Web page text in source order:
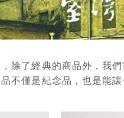
除了經典的商品外，我
不僅是紀念品，也是能